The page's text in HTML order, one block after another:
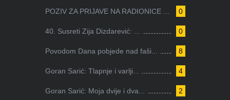
0
POZIV ZA PRIJAVE NA RADIONICE ...
0
40. Susreti Zija Dizdarević: ...
8
Povodom Dana pobjede nad faši...
4
Goran Sarić: Tlapnje i varlji...
2
Goran Sarić: Moja dvije i dva...